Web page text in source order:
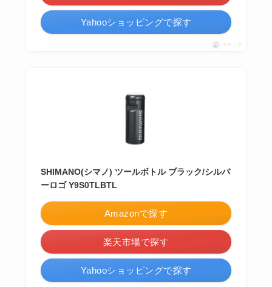
Yahooショッピングで探す
ポチップ
SHIMANO(シマノ) ツールボトル ブラック/シルバ
ーロゴ Y9S0TLBTL
Amazonで探す
楽天市場で探す
Yahooショッピングで探す